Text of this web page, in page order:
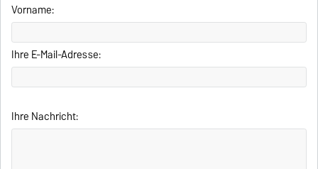
Vorname:
Ihre E-Mail-Adresse:
Ihre Nachricht: